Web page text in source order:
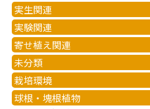
実生関連
実験関連
寄せ植え関連
未分類
栽培環境
球根・塊根植物